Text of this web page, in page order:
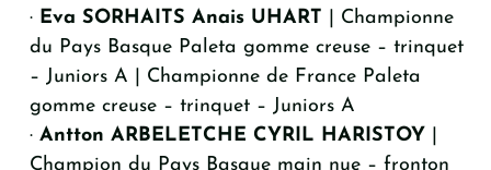
· Eva SORHAITS Anais UHART | Championne
du Pays Basque Paleta gomme creuse – trinquet
– Juniors A | Championne de France Paleta
gomme creuse – trinquet – Juniors A
· Antton ARBELETCHE CYRIL HARISTOY
Champion du Pays Basque main nue – fronton